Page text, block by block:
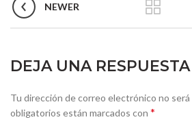
NEWER
DEJA UNA RESPUESTA
Tu dirección de correo electrónico no será
obligatorios están marcados con *